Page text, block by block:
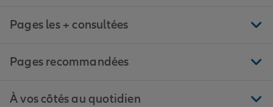
Pages les + consultées
Pages recommandées
À vos côtés au quotidien